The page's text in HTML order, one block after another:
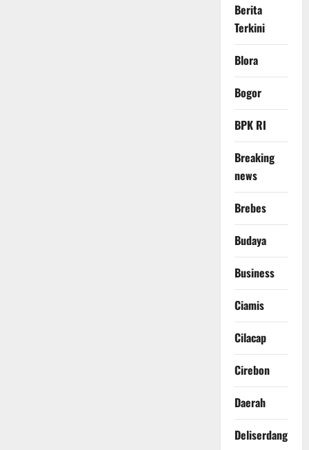
Berita
Terkini
Blora
Bogor
BPK RI
Breaking
news
Brebes
Budaya
Business
Ciamis
Cilacap
Cirebon
Daerah
Deliserdang